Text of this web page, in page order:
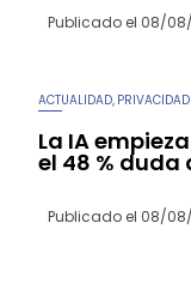
Publicado el 08/
ACTUALIDAD
La IA
el 48 % duda
Publicado el 08/